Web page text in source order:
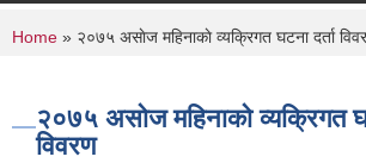
You are here
Home » २०७५ असाेज महिनाकाे व्यक्रिगत घटना दर्ता
२०७५ असाेज महिनाकाे व्यक्रिगत
विवरण